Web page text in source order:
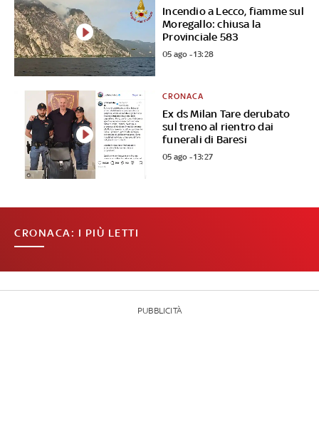
Incendio a Lecco, fiamme sul
Moregallo: chiusa la
Provinciale 583
05 ago - 13:28
Ex ds Milan Tare derubato
sul treno al rientro dai
funerali di Baresi
CRONACA
05 ago - 13:27
CRONACA: I PIÙ LETTI
PUBBLICITÀ